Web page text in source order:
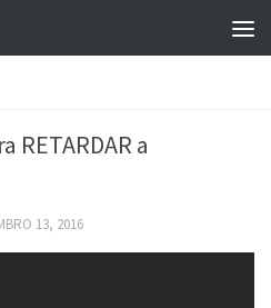
RETARDAR a
13, 2016